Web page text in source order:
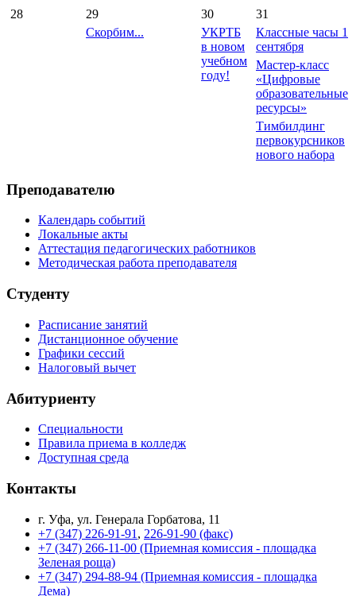
28
29
Скорбим...
30
УКРТБ
в новом
учебном
году!
31
Классные часы 1
сентября
Мастер-класс
«Цифровые
образовательные
ресурсы»
Тимбилдинг
первокурсников
нового набора
Преподавателю
Календарь событий
Локальные акты
Аттестация педагогических работников
Методическая работа преподавателя
Студенту
Расписание занятий
Дистанционное обучение
Графики сессий
Налоговый вычет
Абитуриенту
Специальности
Правила приема в колледж
Доступная среда
Контакты
г. Уфа, ул. Генерала Горбатова, 11
+7 (347) 226-91-91 , 226-91-90 (факс)
+7 (347) 266-11-00 (Приемная комиссия - площадка
Зеленая роща)
+7 (347) 294-88-94 (Приемная комиссия - площадка
Дема)